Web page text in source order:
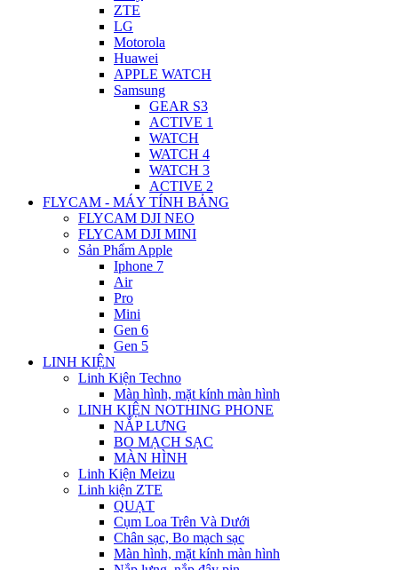
ZTE
LG
Motorola
Huawei
APPLE WATCH
Samsung
GEAR S3
ACTIVE 1
WATCH
WATCH 4
WATCH 3
ACTIVE 2
FLYCAM - MÁY TÍNH BẢNG
FLYCAM DJI NEO
FLYCAM DJI MINI
Sản Phẩm Apple
Iphone 7
Air
Pro
Mini
Gen 6
Gen 5
LINH KIỆN
Linh Kiện Techno
Màn hình, mặt kính màn hình
LINH KIỆN NOTHING PHONE
NẮP LƯNG
BO MẠCH SẠC
MÀN HÌNH
Linh Kiện Meizu
Linh kiện ZTE
QUẠT
Cụm Loa Trên Và Dưới
Chân sạc, Bo mạch sạc
Màn hình, mặt kính màn hình